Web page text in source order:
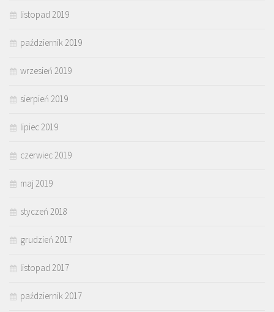
listopad 2019
październik 2019
wrzesień 2019
sierpień 2019
lipiec 2019
czerwiec 2019
maj 2019
styczeń 2018
grudzień 2017
listopad 2017
październik 2017